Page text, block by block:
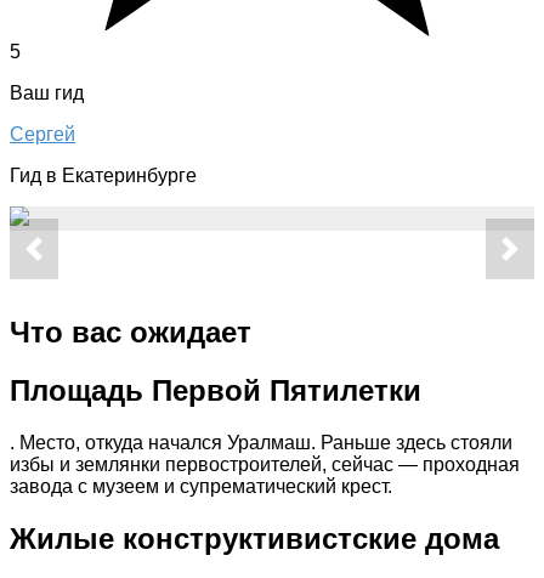
5
Ваш гид
Сергей
Гид в Екатеринбурге
Что вас ожидает
Площадь Первой Пятилетки
. Место, откуда начался Уралмаш. Раньше здесь стояли
избы и землянки первостроителей, сейчас — проходная
завода с музеем и супрематический крест.
Жилые конструктивистские дома